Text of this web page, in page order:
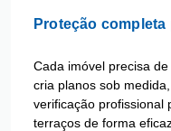
Proteção
Cada imóvel precisa
cria planos sob
verificação profissional
terraços de forma